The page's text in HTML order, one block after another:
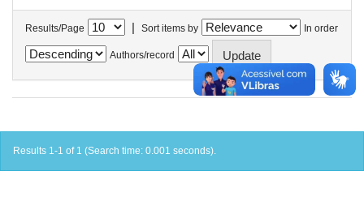
Results/Page | Sort items by In order
Authors/record
Results 1-1 of 1 (Search time: 0.001 seconds).